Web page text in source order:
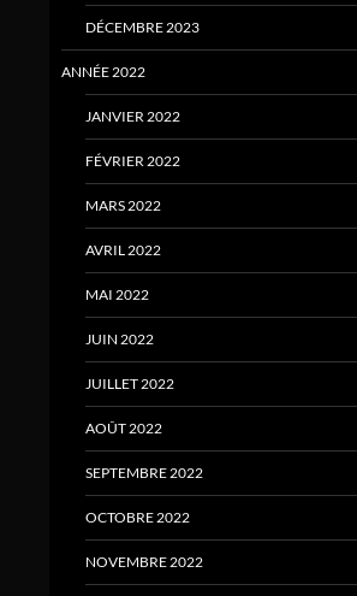
DÉCEMBRE 2023
ANNÉE 2022
JANVIER 2022
FÉVRIER 2022
MARS 2022
AVRIL 2022
MAI 2022
JUIN 2022
JUILLET 2022
AOÛT 2022
SEPTEMBRE 2022
OCTOBRE 2022
NOVEMBRE 2022